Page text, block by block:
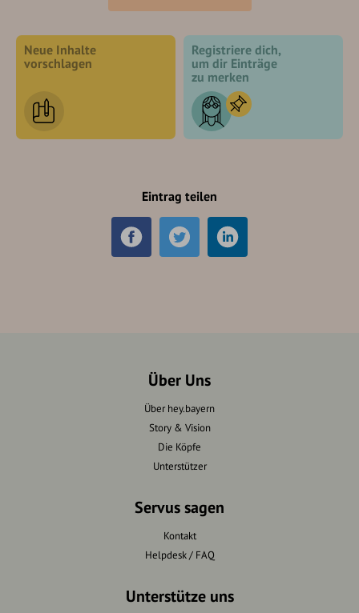
Neue Inhalte
vorschlagen
Registriere dich,
um dir Einträge
zu merken
Eintrag teilen
Über Uns
Über hey.bayern
Story & Vision
Die Köpfe
Unterstützer
Servus sagen
Kontakt
Helpdesk / FAQ
Unterstütze uns